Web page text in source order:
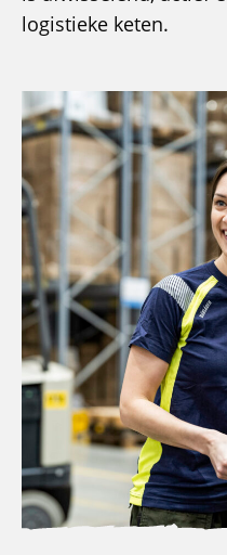
logistieke keten.